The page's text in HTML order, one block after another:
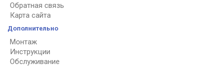
Обратная связь
Карта сайта
Дополнительно
Монтаж
Инструкции
Обслуживание